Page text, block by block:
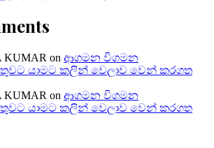
KUMAR on ආගමන විගමන
යාමට කලින් වෙලාව වෙන් කරගත
KUMAR on ආගමන විගමන
යාමට කලින් වෙලාව වෙන් කරගත